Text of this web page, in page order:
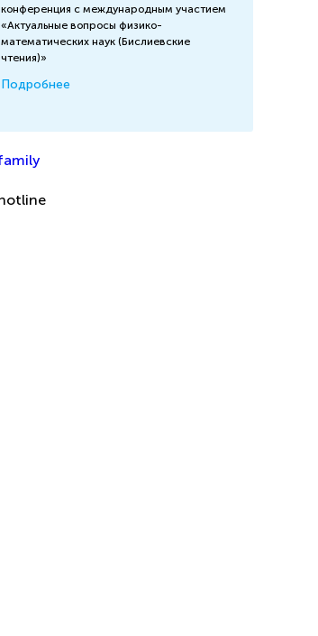
конференция с международным участием
«Актуальные вопросы физико-
математических наук (Бислиевские
чтения)»
Подробнее